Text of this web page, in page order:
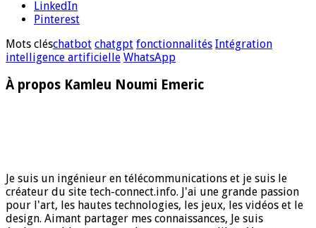
LinkedIn
Pinterest
Mots cléschatbot chatgpt fonctionnalités Intégration
intelligence artificielle WhatsApp
À propos Kamleu Noumi Emeric
Je suis un ingénieur en télécommunications et je suis le
créateur du site tech-connect.info. J'ai une grande passion
pour l'art, les hautes technologies, les jeux, les vidéos et le
design. Aimant partager mes connaissances, Je suis